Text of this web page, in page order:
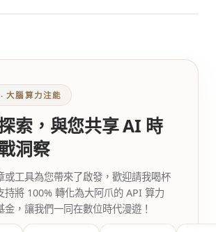
大腦算力注能
索，與您共享 AI 時
洞察
或工具為您帶來了啟發，歡迎請我喝杯
持將 100% 轉化為大阿爪的 API 算力
金，讓我們一同在數位時代漫遊！